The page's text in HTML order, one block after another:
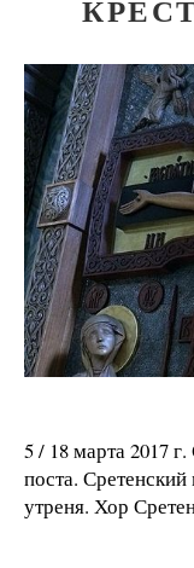
5 / 18 марта 2017
поста.
утреня. Хор